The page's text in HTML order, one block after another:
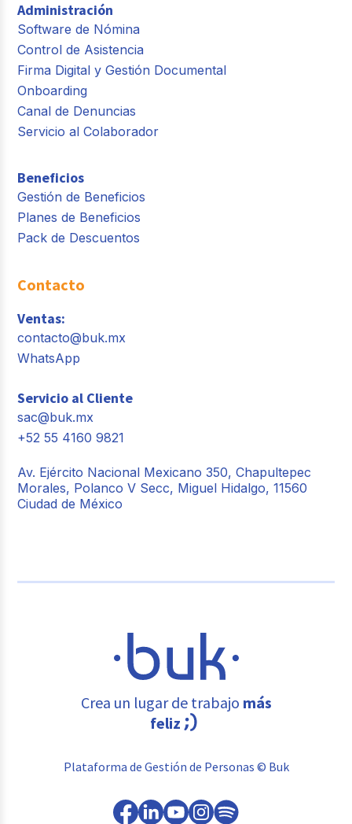
Administración
Software de Nómina
Control de Asistencia
Firma Digital y Gestión Documental
Onboarding
Canal de Denuncias
Servicio al Colaborador
Beneficios
Gestión de Beneficios
Planes de Beneficios
Pack de Descuentos
Contacto
Ventas:
contacto@buk.mx
WhatsApp
Servicio al Cliente
sac@buk.mx
+52 55 4160 9821
Av. Ejército Nacional Mexicano 350, Chapultepec
Morales, Polanco V Secc, Miguel Hidalgo, 11560
Ciudad de México
Crea un lugar de trabajo más
feliz
Plataforma de Gestión de Personas © Buk